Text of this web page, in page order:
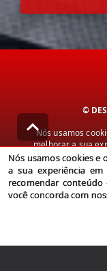
©
Nós usamos
melhorar a sua
publicidade e
nossos serviços,
Política
Nós usamos cookies e
a sua experiência em
recomendar conteúdo
você concorda com